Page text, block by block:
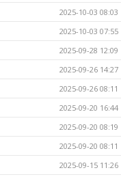
2025-10-03 08:03
2025-10-03 07:55
2025-09-28 12:09
2025-09-26 14:27
2025-09-26 08:11
2025-09-20 16:44
2025-09-20 08:19
2025-09-20 08:11
2025-09-15 11:26